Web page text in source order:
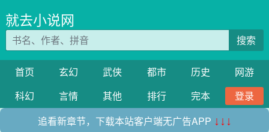
就去小说网
搜索
首页 玄幻 武侠 都市 历史
网游
科幻
言情 其他 排行 完本
登录
追看新章节，下载本站客户端无广告APP ↓↓↓